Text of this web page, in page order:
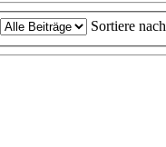
Sortiere nach